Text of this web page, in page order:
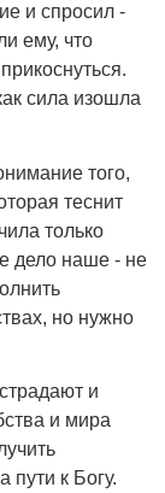
и спросил -
ему, что
сила изошла
того,
теснит
только
дело наше - не
но нужно
и
и мира
пути к Богу.